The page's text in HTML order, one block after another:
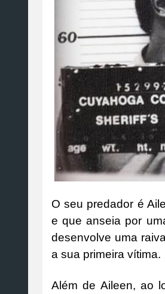
O seu predador é
e que anseia por
desenvolve uma
a sua primeira vítima.
Além de Aileen, ao